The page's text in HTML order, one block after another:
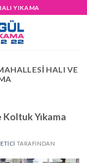
YIKAMA
HALI VE
Yıkama
TARAFINDAN